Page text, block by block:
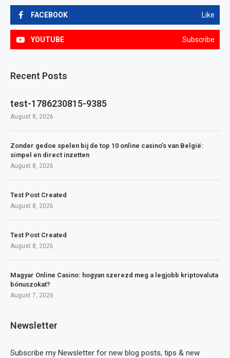
FACEBOOK Like
YOUTUBE Subscribe
Recent Posts
test-1786230815-9385
August 8, 2026
Zonder gedoe spelen bij de top 10 online casino’s van België:
simpel en direct inzetten
August 8, 2026
Test Post Created
August 8, 2026
Test Post Created
August 8, 2026
Magyar Online Casino: hogyan szerezd meg a legjobb kriptovaluta
bónuszokat?
August 7, 2026
Newsletter
Subscribe my Newsletter for new blog posts, tips & new